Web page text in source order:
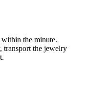
the minute.
transport the jewelry